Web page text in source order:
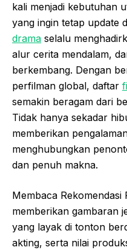
kali menjadi kebutuhan
yang ingin tetap update
drama selalu
alur cerita mendalam,
berkembang. Dengan
perfilman global, daftar
semakin beragam dari
Tidak hanya sekadar
memberikan
menghubungkan
dan penuh makna.
Membaca
memberikan gambaran
yang layak di tonton
akting, serta nilai